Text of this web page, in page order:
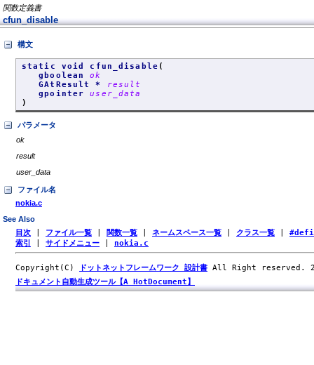
関数定義書
cfun_disable
構文
static void cfun_disable (
gbooleanok
GAtResult *
result
gpointeruser_data
)
パラメータ
ok
result
user_data
ファイル名
nokia.c
See Also
目次 ファイル一覧 関数一覧 ネームスペース一覧 クラス一覧
索引
サイドメニュー nokia.c
Copyright(C) ドットネットフレームワーク 設計書 All Right reserved.
ドキュメント自動生成ツール【A HotDocument】